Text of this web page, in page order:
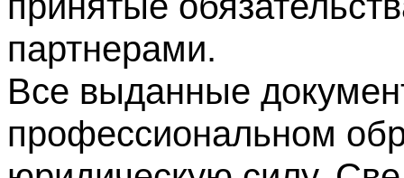
партнерами.
Все выданные
профессиональном